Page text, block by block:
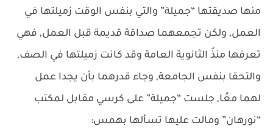
منها صديقتها “جميلة” والتي بنفس الوقت زميلتها في
العمل, ولكن تجمعهما صداقة قديمة قبل العمل, فهي
تعرفها منذُ الثانوية العامة وقد كانت زميلتها في الصف,
والتحقا بنفس الجامعة, وجاء قدرهما بأن يجدا عمل
لهما معًا, جلست “جميلة” على كرسي مقابل لمكتب
“نورهان” ومالت عليها تسألها بهمس: